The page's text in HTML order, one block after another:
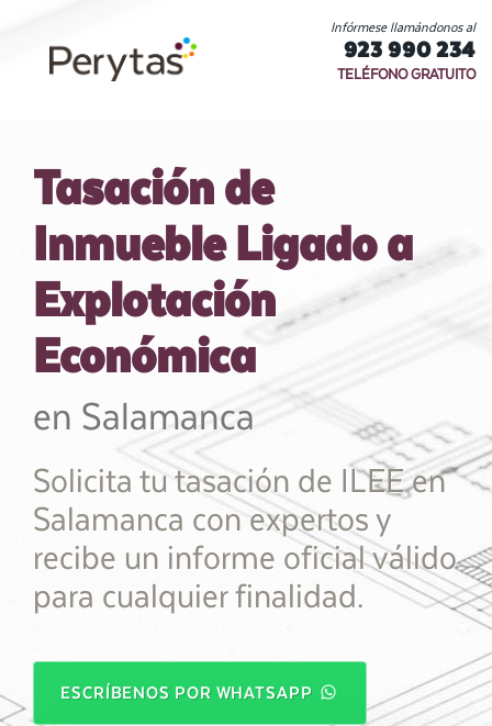
Infórmese llamándonos al
923 990 234
TELÉFONO GRATUITO
Tasación de
Inmueble Ligado a
Explotación
Económica
en Salamanca
Solicita tu tasación de ILEE en
Salamanca con expertos y
recibe un informe oficial válido
para cualquier finalidad.
ESCRÍBENOS POR WHATSAPP